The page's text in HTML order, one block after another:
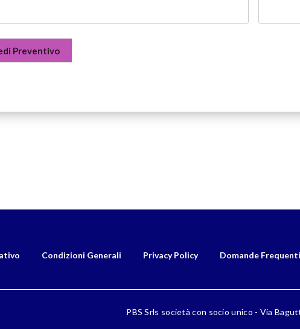
Condizioni Generali Privacy Policy Domande Frequenti
PBS Srls società con socio unico - Via